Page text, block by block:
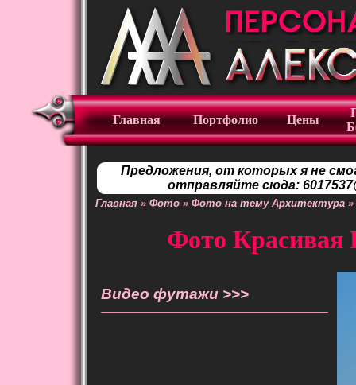
Главная Портфолио Цены
Предложения, от которых я не
отправляйте сюда:
Главная » Фото » Фото на тему Архитектура »
Фото Красивая
Видео футажи >>>